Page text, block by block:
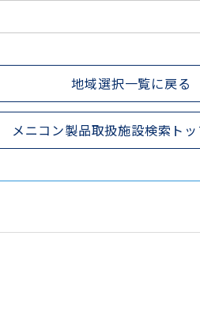
地域選択一覧に戻る
メニコン製品取扱施設検索ト